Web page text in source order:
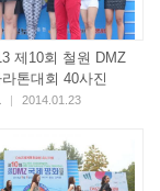
제10회 철원 DMZ
톤대회 40사진
2014.01.23